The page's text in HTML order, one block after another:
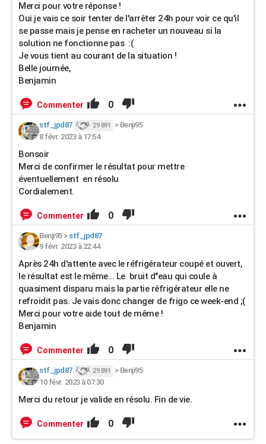
Merci pour votre réponse !
Oui je vais ce soir tenter de l'arrêter 24h pour voir ce qu'il
se passe mais je pense en racheter un nouveau si la
solution ne fonctionne pas :(
Je vous tient au courant de la situation !
Belle journée,
Benjamin
Commenter 0
stf_jpd87 29 891 > Benji95
8 févr. 2023 à 17:54
Bonsoir
Merci de confirmer le résultat pour mettre
éventuellement en résolu
Cordialement.
Commenter 0
Benji95> stf_jpd87
9 févr. 2023 à 22:44
Après 24h d'attente avec le réfrigérateur coupé et ouvert,
le résultat est le même... Le bruit d"eau qui coule à
quasiment disparu mais la partie réfrigérateur elle ne
refroidit pas. Je vais donc changer de frigo ce week-end ;(
Merci pour votre aide tout de même !
Benjamin
Commenter 0
stf_jpd87 29 891 > Benji95
10 févr. 2023 à 07:30
Merci du retour je valide en résolu. Fin de vie.
Commenter 0